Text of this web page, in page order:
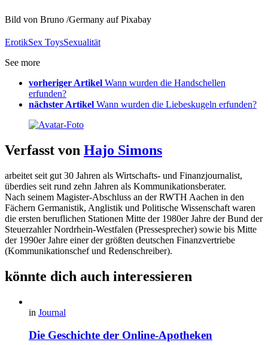
Bild von Bruno /Germany auf Pixabay
ErotikSex ToysSexualität
See more
vorheriger Artikel Wann wurden die Handschellen
erfunden?
nächster Artikel Wann wurden die Liebeskugeln erfunden?
Verfasst von Hajo Simons
arbeitet seit gut 30 Jahren als Wirtschafts- und Finanzjournalist,
überdies seit rund zehn Jahren als Kommunikationsberater.
Nach seinem Magister-Abschluss an der RWTH Aachen in den
Fächern Germanistik, Anglistik und Politische Wissenschaft waren
die ersten beruflichen Stationen Mitte der 1980er Jahre der Bund der
Steuerzahler Nordrhein-Westfalen (Pressesprecher) sowie bis Mitte
der 1990er Jahre einer der größten deutschen Finanzvertriebe
(Kommunikationschef und Redenschreiber).
könnte dich auch interessieren
in Journal
Die Geschichte der Online-Apotheken